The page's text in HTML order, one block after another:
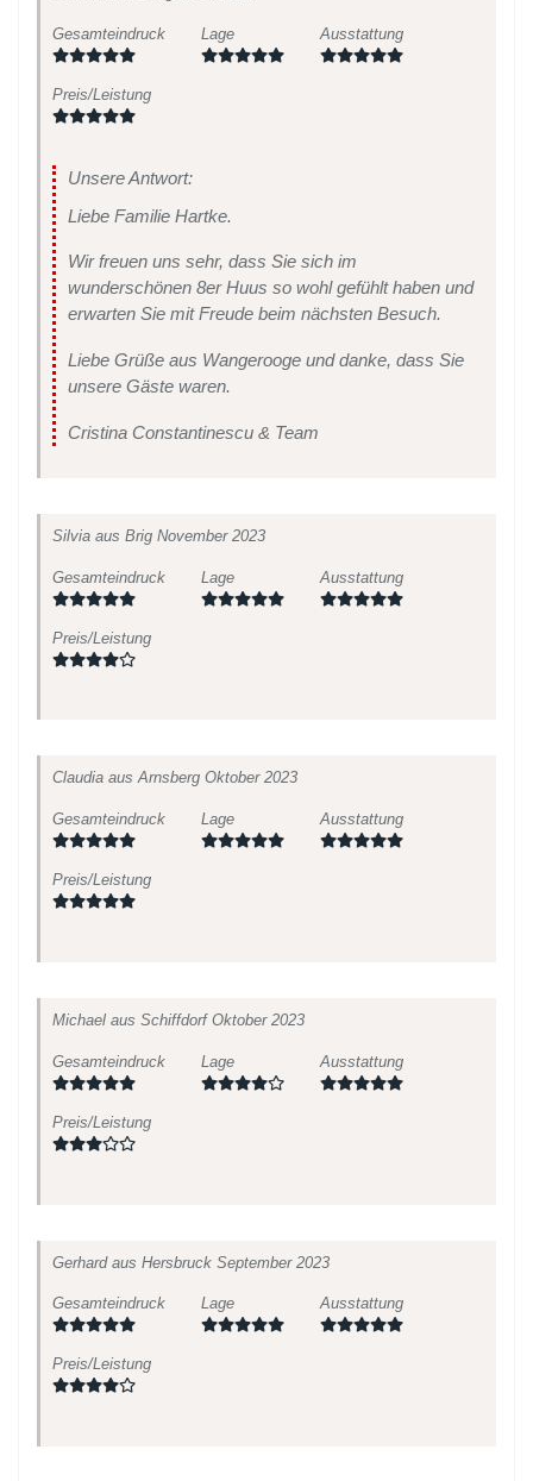
Gesamteindruck Lage Ausstattung
Preis/Leistung
Unsere Antwort:
Liebe Familie Hartke.
Wir freuen uns sehr, dass Sie sich im
wunderschönen 8er Huus so wohl gefühlt haben und
erwarten Sie mit Freude beim nächsten Besuch.
Liebe Grüße aus Wangerooge und danke, dass Sie
unsere Gäste waren.
Cristina Constantinescu & Team
Silvia aus Brig November 2023
Gesamteindruck Lage Ausstattung
Preis/Leistung
Claudia aus Arnsberg Oktober 2023
Gesamteindruck Lage Ausstattung
Preis/Leistung
Michael aus Schiffdorf Oktober 2023
Gesamteindruck Lage Ausstattung
Preis/Leistung
Gerhardaus Hersbruck September 2023
Gesamteindruck Lage Ausstattung
Preis/Leistung